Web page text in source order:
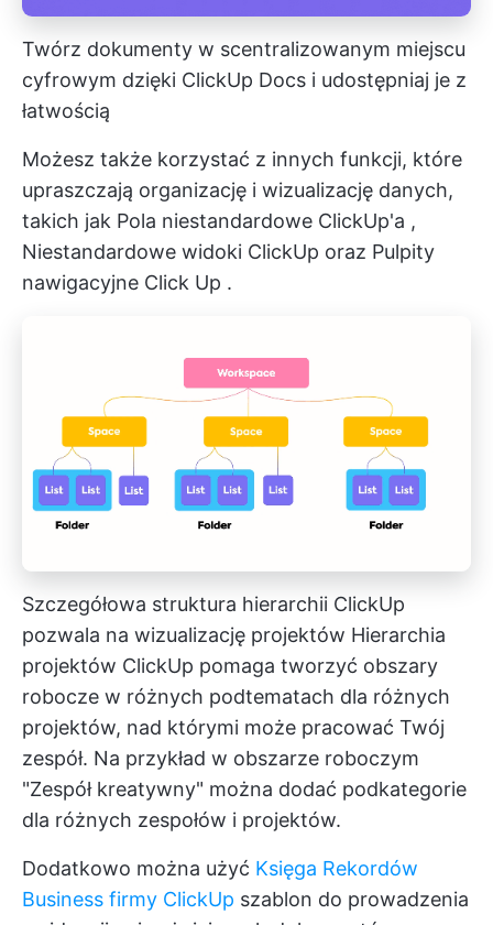
Twórz dokumenty w scentralizowanym miejscu
cyfrowym dzięki ClickUp Docs i udostępniaj je z
łatwością
Możesz także korzystać z innych funkcji, które
upraszczają organizację i wizualizację danych,
takich jak Pola niestandardowe ClickUp'a ,
Niestandardowe widoki ClickUp oraz Pulpity
nawigacyjne Click Up .
Szczegółowa struktura hierarchii ClickUp
pozwala na wizualizację projektów Hierarchia
projektów ClickUp pomaga tworzyć obszary
robocze w różnych podtematach dla różnych
projektów, nad którymi może pracować Twój
zespół. Na przykład w obszarze roboczym
"Zespół kreatywny" można dodać podkategorie
dla różnych zespołów i projektów.
Dodatkowo można użyć Księga Rekordów
Business firmy ClickUp szablon do prowadzenia